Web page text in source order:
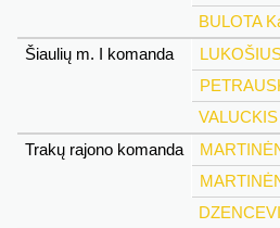
BULOTA
Šiaulių m. I komanda
Trakų rajono komanda